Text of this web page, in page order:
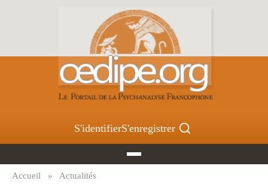
S'identifierS'enregistrer
Accueil Actualités